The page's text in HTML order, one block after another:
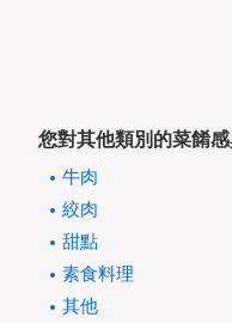
您對其他類別的菜餚
牛肉
絞肉
甜點
素食料理
其他